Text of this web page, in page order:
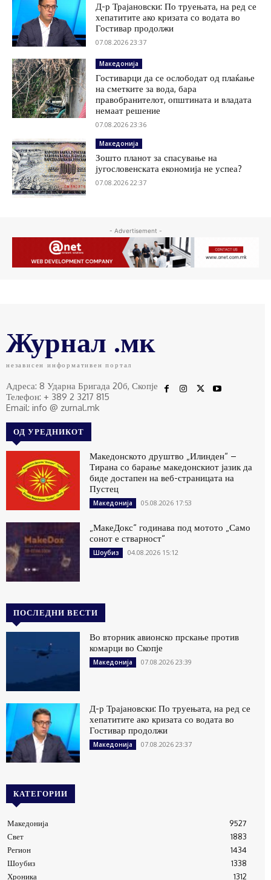
Д-р Трајановски: По труењата, на ред се
хепатитите ако кризата со водата во
Гостивар продолжи
07.08.2026 23:37
Македонија
Гостиварци да се ослободат од плаќање
на сметките за вода, бара
правобранителот, општината и владата
немаат решение
07.08.2026 23:36
Македонија
Зошто планот за спасување на
југословенската економија не успеа?
07.08.2026 22:37
- Advertisement -
Журнал .мк
независен информативен портал
Адреса: 8 Ударна Бригада 20б, Скопје
Телефон: + 389 2 3217 815
Email: info @ zurnal.mk
ОД УРЕДНИКОТ
Македонското друштво „Илинден“ –
Тирана со барање македонскиот јазик да
биде достапен на веб-страницата на
Пустец
Македонија 05.08.2026 17:53
„МакеДокс“ годинава под мотото „Само
сонот е стварност“
Шоубиз 04.08.2026 15:12
ПОСЛЕДНИ ВЕСТИ
Во вторник авионско прскање против
комарци во Скопје
Македонија 07.08.2026 23:39
Д-р Трајановски: По труењата, на ред се
хепатитите ако кризата со водата во
Гостивар продолжи
Македонија 07.08.2026 23:37
КАТЕГОРИИ
Македонија
9527
Свет
1883
Регион
1434
Шоубиз
1338
Хроника
1312